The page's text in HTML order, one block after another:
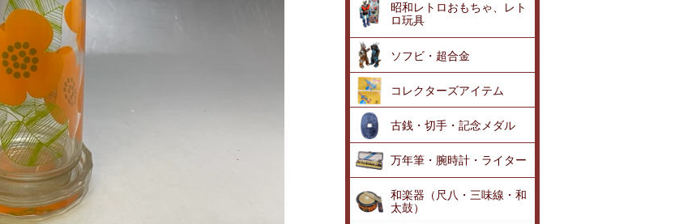
昭和レトロおもちゃ、レト
ロ玩具
ソフビ・超合金
コレクターズアイテム
古銭・切手・記念メダル
万年筆・腕時計・ライター
和楽器（尺八・三味線・和
太鼓）